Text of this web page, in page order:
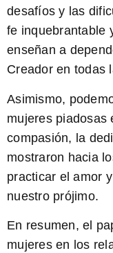
desafíos y las
fe inquebrantable
enseñan a
Creador en todas
Asimismo,
mujeres piadosas
compasión, la
mostraron hacia
practicar el amor
nuestro prójimo.
En resumen, el
mujeres en los